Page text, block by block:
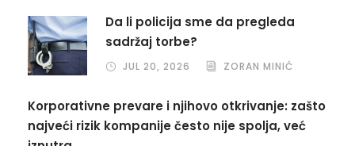
Da li policija sme da pregleda
sadržaj torbe?
JUL 20, 2026 ZORAN MINIĆ
Korporativne prevare i njihovo otkrivanje: zašto
najveći rizik kompanije često nije spolja, već